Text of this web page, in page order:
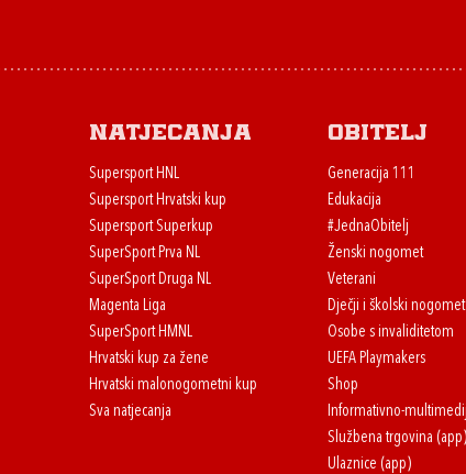
Natjecanja
Supersport HNL
Supersport Hrvatski kup
Supersport Superkup
SuperSport Prva NL
SuperSport Druga NL
Magenta Liga
SuperSport HMNL
Hrvatski kup za žene
Hrvatski malonogometni kup
Sva natjecanja
Obitelj
Generacija 111
Edukacija
#JednaObitelj
Ženski nogomet
Veterani
Dječji i školski nogomet
Osobe s invaliditetom
UEFA Playmakers
Shop
Informativno-
Službena trgovina (app)
Ulaznice (app)